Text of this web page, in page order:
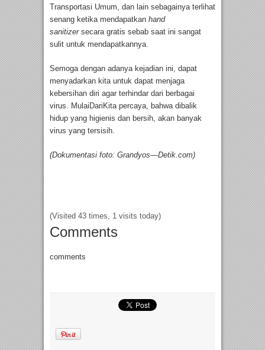
Transportasi Umum, dan lain sebagainya terlihat
senang ketika mendapatkan hand
sanitizer secara gratis sebab saat ini sangat
sulit untuk mendapatkannya.
Semoga dengan adanya kejadian ini, dapat
menyadarkan kita untuk dapat menjaga
kebersihan diri agar terhindar dari berbagai
virus. MulaiDariKita percaya, bahwa dibalik
hidup yang higienis dan bersih, akan banyak
virus yang tersisih.
(Dokumentasi foto: Grandyos—Detik.com)
(Visited 43 times, 1 visits today)
Comments
comments